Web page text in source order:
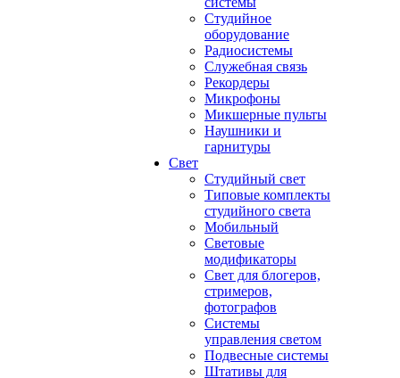
Студийное
оборудование
Радиосистемы
Служебная связь
Рекордеры
Микрофоны
Микшерные пульты
Наушники и
гарнитуры
Свет
Студийный свет
Типовые комплекты
студийного света
Мобильный
Световые
модификаторы
Свет для блогеров,
стримеров,
фотографов
Системы
управления светом
Подвесные системы
Штативы для